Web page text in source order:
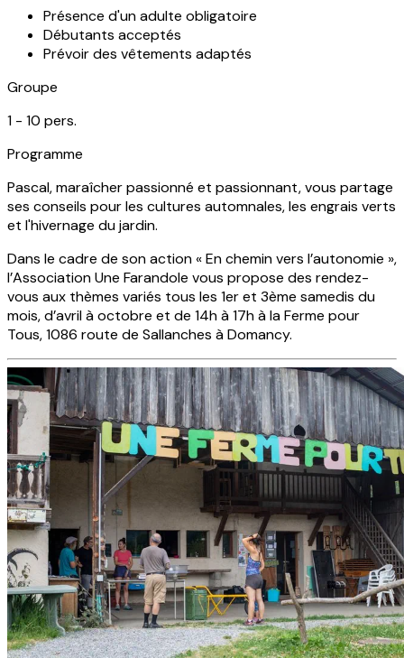
Présence d'un adulte obligatoire
Débutants acceptés
Prévoir des vêtements adaptés
Groupe
1 - 10 pers.
Programme
Pascal, maraîcher passionné et passionnant, vous partage
ses conseils pour les cultures automnales, les engrais verts
et l'hivernage du jardin.
Dans le cadre de son action « En chemin vers l’autonomie »,
l’Association Une Farandole vous propose des rendez-
vous aux thèmes variés tous les 1er et 3ème samedis du
mois, d’avril à octobre et de 14h à 17h à la Ferme pour
Tous, 1086 route de Sallanches à Domancy.